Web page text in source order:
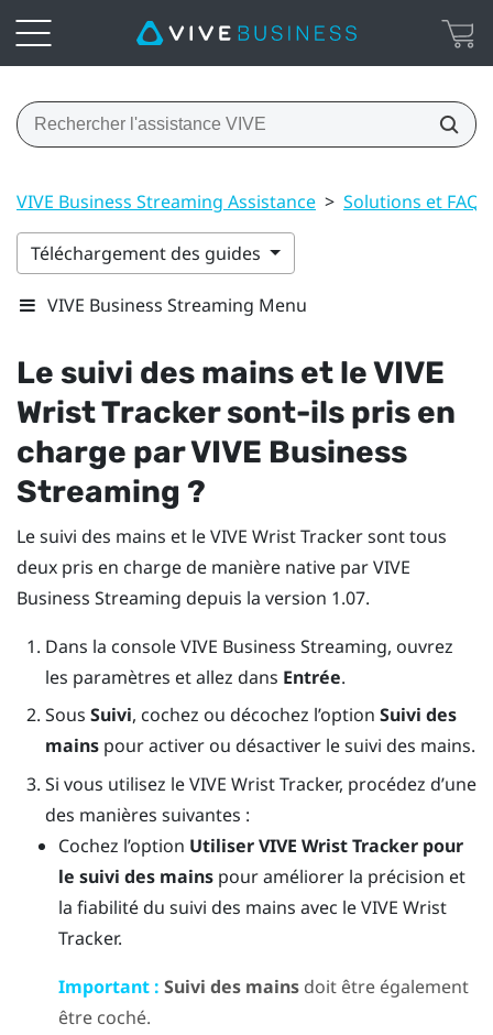
VIVE Business Streaming Assistance > Solutions et FAQ
Téléchargement des guides
VIVE Business Streaming Menu
Le suivi des mains et leVIVE
Wrist Trackersont-ils pris en
charge parVIVE Business
Streaming ?
Le suivi des mains et le VIVE Wrist Tracker sont tous
deux pris en charge de manière native parVIVE
Business Streaming depuis la version 1.07.
Dans la consoleVIVE Business Streaming, ouvrez
les paramètres et allez dans Entrée.
Sous Suivi, cochez ou décochez l’option Suivi des
mainspour activer ou désactiver le suivi des mains.
Si vous utilisez leVIVE Wrist Tracker, procédez d’une
des manières suivantes :
Cochez l’option UtiliserVIVE Wrist Tracker pour
le suivi des mains pour améliorer la précision et
la fiabilité du suivi des mains avec leVIVE Wrist
Tracker.
Important : Suivi des mains doit être également
être coché.